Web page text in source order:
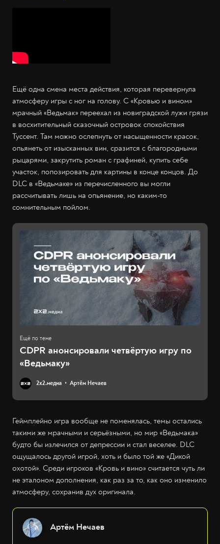
Ещё одна смена места действия, которая перевернула
атмосферу игры с ног на голову. С «Кровью и вином»
мрачный «Ведьмак» переехал из новиградской лужи грязи
в восхитительный сказочный островок спокойствия
Туссент. Там можно ослепнуть от насыщенности красок,
опьянеть от изысканных вин, сразится с благородными
рыцарями, закрутить роман с графиней, купить себе
участок, попозировать для картины в конце концов. До
DLC в «Ведьмаке» из перечисленного вы могли
рассчитывать лишь на опьянение, но каким-то
сомнительным пойлом.
CDPR анонсировали четвёртую игру по
«Ведьмаку»
2х2.медиа Артём Нечаев
Геймплейно игра вообще не поменялась, темы остались
такими же мрачными и серьёзными, но мир «Ведьмака»
будто бы излечился от депрессии и стал веселее. DLC
ощущалось другой игрой, хоть и было той же «Дикой
охотой». Среди игроков «Кровь и вино» считается чуть ли
не эталоном дополнения, как раз за то, как оно изменило
атмосферу, сохранив дух оригинала.
Артём Нечаев